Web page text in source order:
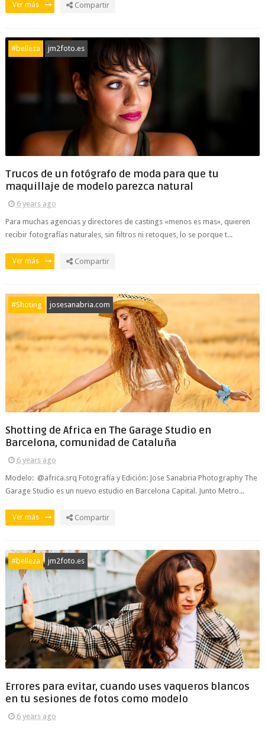
Ver más Compartir
#belleza jm2foto.es
Trucos de un fotógrafo de moda para que tu
maquillaje de modelo parezca natural
6 years ago
Para muchas agencias y directores de castings «menos es mas», quieren
recibir fotografías naturales, sin filtros ni retoques, lo se porque t...
Ver más Compartir
#Shoting josesanabria.com
Shotting de Africa en The Garage Studio en
Barcelona, comunidad de Cataluña
6 years ago
Modelo: @africa.srq Fotografía y Edición: Jose Sanabria Photography The
Garage Studio es un nuevo estudio en Barcelona Capital. Junto Metro...
Ver más Compartir
#belleza jm2foto.es
Errores para evitar, cuando uses vaqueros blancos
en tu sesiones de fotos como modelo
6 years ago